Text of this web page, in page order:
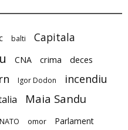
balti Capitala
CNA crima deces
Igor Dodon incendiu
Maia Sandu
NATO omor Parlament